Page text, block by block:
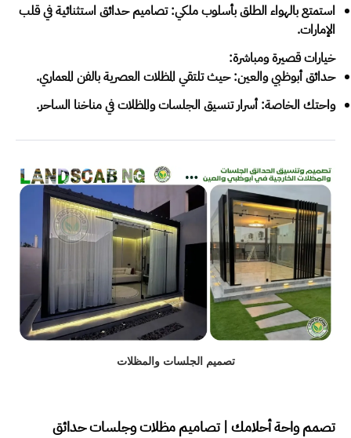
استمتع بالهواء الطلق بأسلوب ملكي: تصاميم حدائق استثنائية في قلب
الإمارات.
خيارات قصيرة ومباشرة:
حدائق أبوظبي والعين: حيث تلتقي المظلات العصرية بالفن المعماري.
واحتك الخاصة: أسرار تنسيق الجلسات والمظلات في مناخنا الساحر.
تصميم الجلسات والمظلات
تصمم واحة أحلامك | تصاميم مظلات وجلسات حدائق